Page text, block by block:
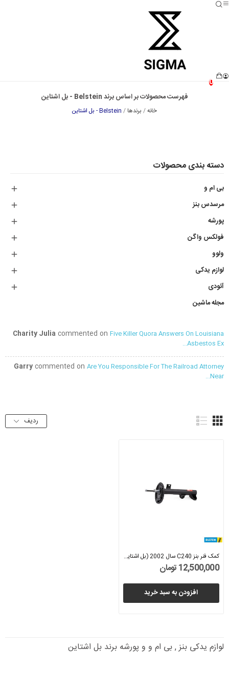
0
فهرست محصولات بر اساس برند Belstein - بل اشتاین
خانه برندها Belstein - بل اشتاین
دسته بندی محصولات
بی ام و 
مرسدس بنز 
پورشه 
فولکس واگن 
ولوو 
لوازم یدکی 
آئودی 
مجله ماشین
Charity Julia commented on Five Killer Quora Answers On Louisiana
Asbestos Ex...
Garry commented on Are You Responsible For The Railroad Attorney
Near...
ردیف
کمک فنر بنز C240 سال 2002 (بل اشتاین) -...
12,500,000 تومان
افزودن به سبد خرید
لوازم یدکی بنز , بی ام و و پورشه برند بل اشتاین